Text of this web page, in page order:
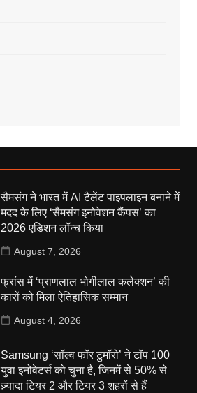
सैमसंग ने भारत में AI टैलेंट पाइपलाइन बनाने में
मदद के लिए ‘सैमसंग इनोवेशन कैंपस’ का
2026 एडिशन लॉन्च किया
August 7, 2026
फ्रांस में ‘प्राणलाल भोगीलाल कलेक्शन’ की
कारों को मिला ऐतिहासिक सम्मान
August 4, 2026
Samsung ‘सॉल्व फॉर टुमॉरो’ ने टॉप 100
युवा इनोवेटर्स को चुना है, जिनमें से 50% से
ज़्यादा टियर 2 और टियर 3 शहरों से हैं